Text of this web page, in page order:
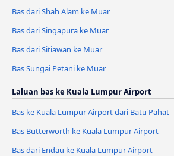
Bas dari Shah Alam ke Muar
Bas dari Singapura ke Muar
Bas dari Sitiawan ke Muar
Bas Sungai Petani ke Muar
Laluan bas ke Kuala Lumpur Airport
Bas ke Kuala Lumpur Airport dari Batu Pahat
Bas Butterworth ke Kuala Lumpur Airport
Bas dari Endau ke Kuala Lumpur Airport